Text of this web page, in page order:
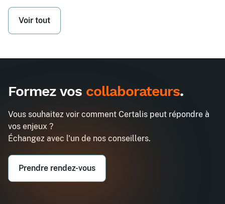
Voir tout
Formez vos collaborateurs.
Vous souhaitez voir comment Certalis peut répondre à
vos enjeux ?
Échangez avec l'un de nos conseillers.
Prendre rendez-vous